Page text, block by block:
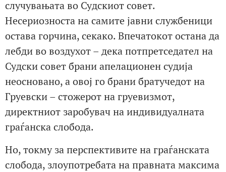
случувањата во Судскиот совет.
Несериозноста на самите јавни службеници
остава горчина, секако. Впечатокот остана да
лебди во воздухот – дека потпретседател на
Судски совет брани апелационен судија
неосновано, а овој го брани братучедот на
Груевски – стожерот на груевизмот,
директниот заробувач на индивидуалната
граѓанска слобода.
Но, токму за перспективите на граѓанската
слобода, злоупотребата на правната максима